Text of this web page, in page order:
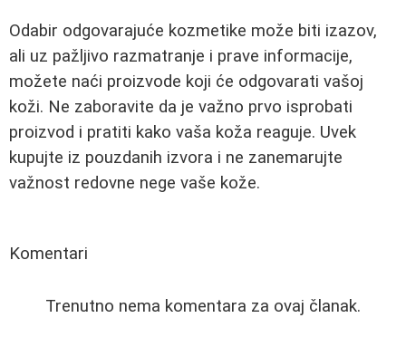
Odabir odgovarajuće kozmetike može biti izazov,
ali uz pažljivo razmatranje i prave informacije,
možete naći proizvode koji će odgovarati vašoj
koži. Ne zaboravite da je važno prvo isprobati
proizvod i pratiti kako vaša koža reaguje. Uvek
kupujte iz pouzdanih izvora i ne zanemarujte
važnost redovne nege vaše kože.
Komentari
Trenutno nema komentara za ovaj članak.